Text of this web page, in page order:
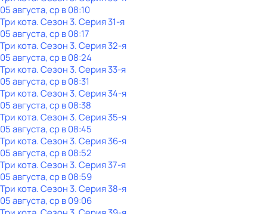
05 августа, ср в 08:10
Три кота. Сезон 3. Серия 31-я
05 августа, ср в 08:17
Три кота. Сезон 3. Серия 32-я
05 августа, ср в 08:24
Три кота. Сезон 3. Серия 33-я
05 августа, ср в 08:31
Три кота. Сезон 3. Серия 34-я
05 августа, ср в 08:38
Три кота. Сезон 3. Серия 35-я
05 августа, ср в 08:45
Три кота. Сезон 3. Серия 36-я
05 августа, ср в 08:52
Три кота. Сезон 3. Серия 37-я
05 августа, ср в 08:59
Три кота. Сезон 3. Серия 38-я
05 августа, ср в 09:06